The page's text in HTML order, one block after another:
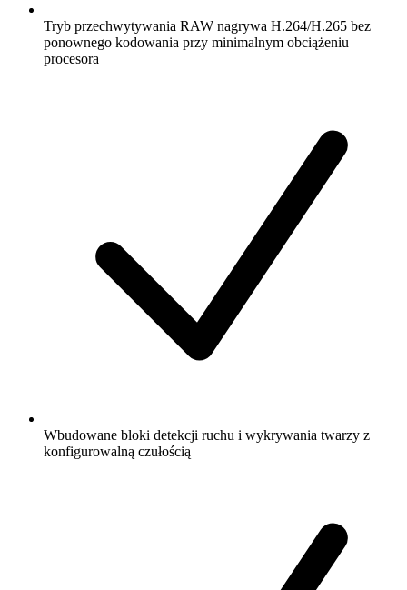
Tryb przechwytywania RAW nagrywa H.264/H.265 bez
ponownego kodowania przy minimalnym obciążeniu
procesora
Wbudowane bloki detekcji ruchu i wykrywania twarzy z
konfigurowalną czułością